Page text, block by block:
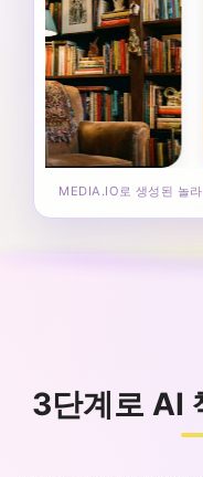
MEDIA.IO로 생성된 놀
3단계로 AI